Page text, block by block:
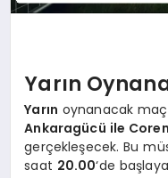
Yarın
Yarın oynanacak
Ankaragücü ile
gerçekleşecek. Bu
saat 20.00‘de